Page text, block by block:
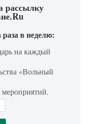
рассылку
в неделю:
на каждый
«Вольный